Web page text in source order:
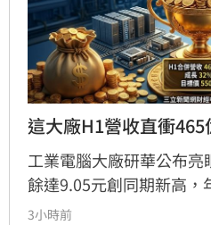
這大廠H1營收直衝
工業電腦大廠研華公布
餘達9.05元創同期新高，
礎建設需求強勁，帶動半
3小時前